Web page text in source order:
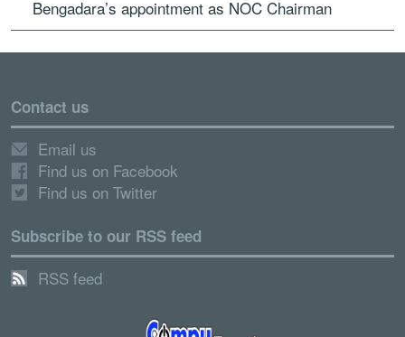
Bengadara’s appointment as NOC Chairman
Contact us
Email us
Find us on Facebook
Find us on Twitter
Subscribe to our RSS feed
RSS feed